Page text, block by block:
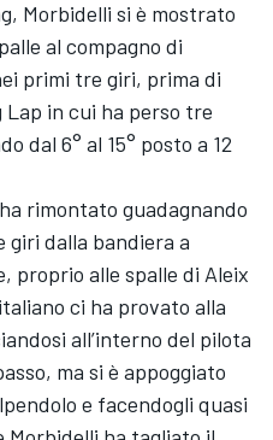
Morbidelli si è mostrato
al compagno di
primi tre giri, prima di
in cui ha perso tre
dal 6° al 15° posto a 12
rimontato guadagnando
dalla bandiera a
proprio alle spalle di Aleix
ci ha provato alla
all’interno del pilota
ma si è appoggiato
e facendogli quasi